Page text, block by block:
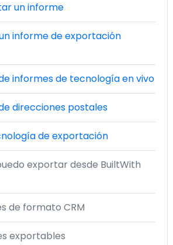
un informe
informe de exportación
informes de tecnología en vivo
direcciones postales
de exportación
exportar desde BuiltWith
de formato CRM
exportables